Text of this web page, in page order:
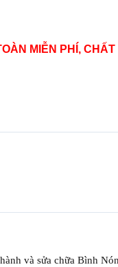
MIỄN PHÍ,
và sửa chữa Bình